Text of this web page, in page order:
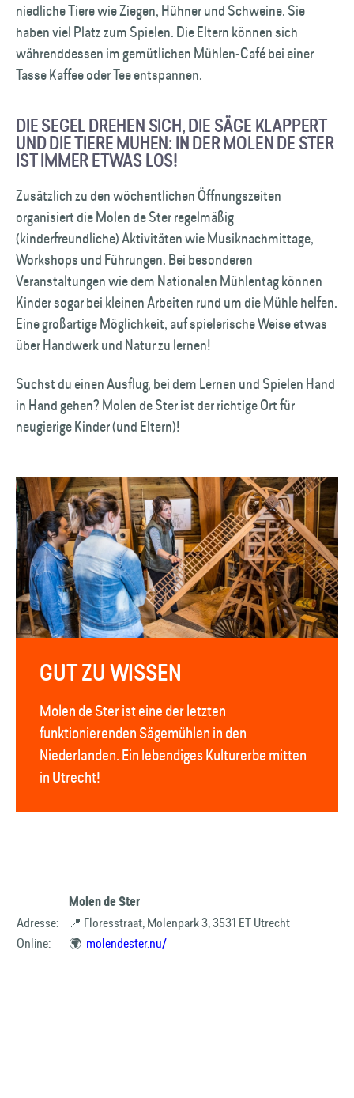
niedliche Tiere wie Ziegen, Hühner und Schweine. Sie
haben viel Platz zum Spielen. Die Eltern können sich
währenddessen im gemütlichen Mühlen-Café bei einer
Tasse Kaffee oder Tee entspannen.
DIE SEGEL DREHEN SICH, DIE SÄGE KLAPPERT
UND DIE TIERE MUHEN: IN DER MOLEN DE STER
IST IMMER ETWAS LOS!
Zusätzlich zu den wöchentlichen Öffnungszeiten
organisiert die Molen de Ster regelmäßig
(kinderfreundliche) Aktivitäten wie Musiknachmittage,
Workshops und Führungen. Bei besonderen
Veranstaltungen wie dem Nationalen Mühlentag können
Kinder sogar bei kleinen Arbeiten rund um die Mühle helfen.
Eine großartige Möglichkeit, auf spielerische Weise etwas
über Handwerk und Natur zu lernen!
Suchst du einen Ausflug, bei dem Lernen und Spielen Hand
in Hand gehen? Molen de Ster ist der richtige Ort für
neugierige Kinder (und Eltern)!
GUT ZU WISSEN
Molen de Ster ist eine der letzten
funktionierenden Sägemühlen in den
Niederlanden. Ein lebendiges Kulturerbe mitten
in Utrecht!
Molen de Ster
Adresse:
📍 Floresstraat, Molenpark 3, 3531 ET Utrecht
Online:
🌍 molendester.nu/